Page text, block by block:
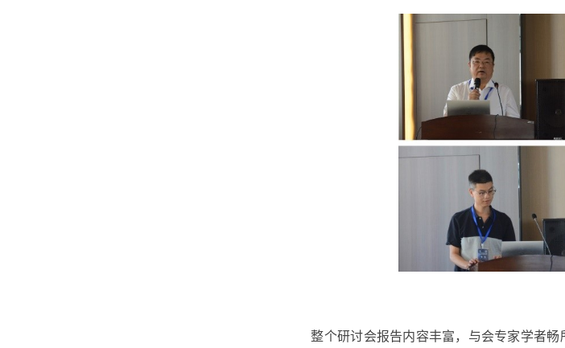
整个研讨会报告内容丰富，与会专家学者